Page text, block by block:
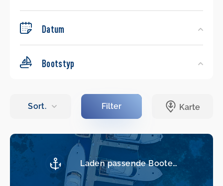
Datum
Bootstyp
Laden passende Boote…